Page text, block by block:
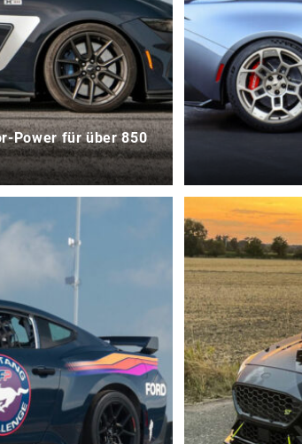
Power für über 850